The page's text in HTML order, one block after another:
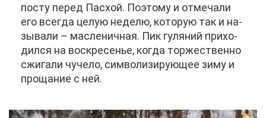
по­сту пе­ред Пас­хой. По­это­му и от­ме­ча­ли
его все­гда це­лую неде­лю, ко­то­рую так и на­
зы­ва­ли – мас­ле­нич­ная. Пик гу­ля­ний при­хо­
дил­ся на вос­кре­се­нье, ко­гда тор­же­ствен­но
сжи­га­ли чу­че­ло, сим­во­ли­зи­ру­ю­щее зи­му и
про­ща­ние с ней.